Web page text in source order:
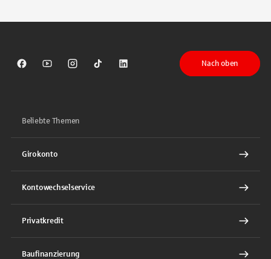
Sparkasse auf Facebook
Sparkasse auf Youtube
Sparkasse auf Instagram
Sparkasse auf TikTok
Sparkasse auf LinkedIn
Nach oben
Beliebte Themen
Girokonto
Kontowechselservice
Privatkredit
Baufinanzierung